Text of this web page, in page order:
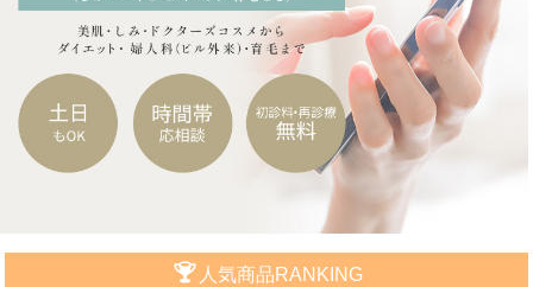
人気商品RANKING